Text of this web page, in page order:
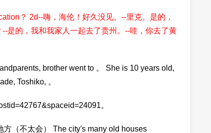
？ 2d--嗨，海伦！好久没见。--里克。是的，
是的，我和我家人一起去了贵州。--哇，你去了黄
brother went to 。 She is 10 years old,
Toshiko, 。
。
（不太会） The city's many old houses